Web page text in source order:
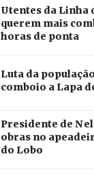
Utentes da Linha
querem mais
horas de ponta
Luta da
comboio a Lapa
Presidente de
obras no
do Lobo